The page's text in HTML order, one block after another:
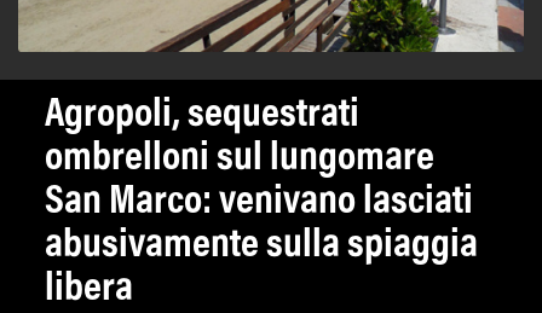
Agropoli, sequestrati
ombrelloni sul lungomare
San Marco: venivano lasciati
abusivamente sulla spiaggia
libera